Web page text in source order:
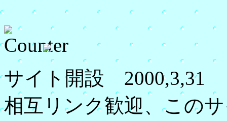
サイト開設 2000,3,31
相互リンク歓迎、この